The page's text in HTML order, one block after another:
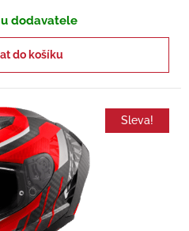
dodavatele
do košíku
Sleva!